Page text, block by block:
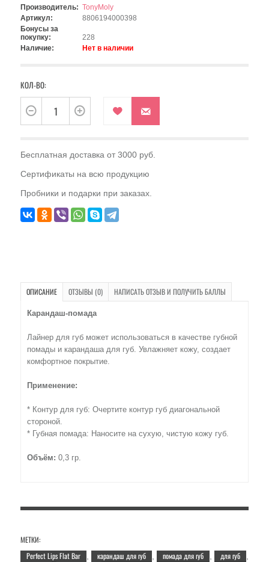
Производитель: TonyMoly
Артикул:
8806194000398
Бонусы за
покупку:
228
Наличие:
Нет в наличии
КОЛ-ВО:
Бесплатная доставка от 3000 руб.
Сертификаты на всю продукцию
Пробники и подарки при заказах.
ОПИСАНИЕ ОТЗЫВЫ (0) НАПИСАТЬ ОТЗЫВ И ПОЛУЧИТЬ БАЛЛЫ
Карандаш-помада
Лайнер для губ может использоваться в качестве губной
помады и карандаша для губ. Увлажняет кожу, создает
комфортное покрытие.
Применение:
* Контур для губ: Очертите контур губ диагональной
стороной.
* Губная помада: Наносите на сухую, чистую кожу губ.
Объём: 0,3 гр.
МЕТКИ:
Perfect Lips Flat Bar
карандаш для губ помада для губ для губ